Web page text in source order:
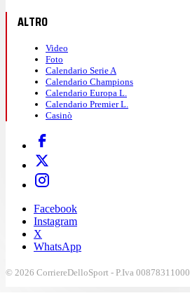
ALTRO
Video
Foto
Calendario Serie A
Calendario Champions
Calendario Europa L.
Calendario Premier L.
Casinò
Facebook
Instagram
X
WhatsApp
© 2026 CorriereDelloSport - P.Iva 00878311000